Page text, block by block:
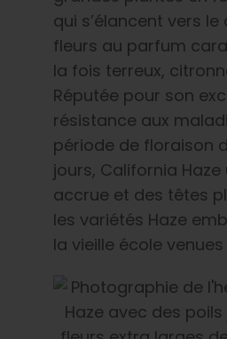
qui s’élancent vers le
fleurs au parfum
la fois terreux,
Réputée pour son
résistance aux
période de floraison
jours, California
accrue et des têtes
les variétés Haze
la vieille école